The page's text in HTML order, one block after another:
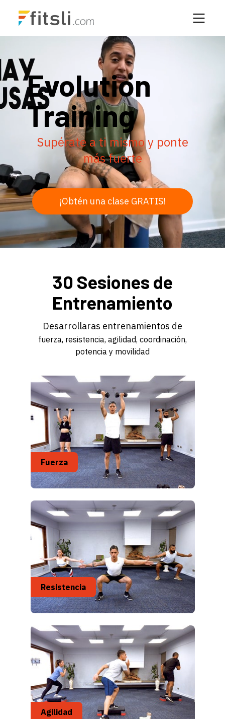
Evolution
Training
Supérate a ti mismo y ponte
más fuerte
¡Obtén una clase GRATIS!
30 Sesiones de
Entrenamiento
Desarrollaras entrenamientos de
fuerza, resistencia, agilidad, coordinación,
potencia y movilidad
Fuerza
Resistencia
Agilidad